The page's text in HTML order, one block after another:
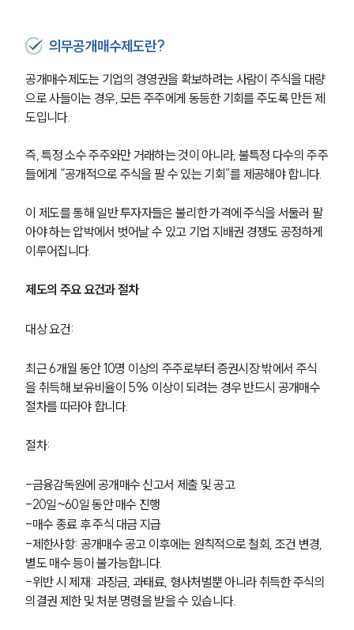
의무공개매수제도란?
공개매수제도는 기업의 경영권을 확보하려는 사람이 주식을 대량
으로 사들이는 경우, 모든 주주에게 동등한 기회를 주도록 만든 제
도입니다.
즉, 특정 소수 주주와만 거래하는 것이 아니라, 불특정 다수의 주주
들에게 “공개적으로 주식을 팔 수 있는 기회”를 제공해야 합니다.
이 제도를 통해 일반 투자자들은 불리한 가격에 주식을 서둘러 팔
아야 하는 압박에서 벗어날 수 있고 기업 지배권 경쟁도 공정하게
이루어집니다.
제도의 주요 요건과 절차
대상 요건:
최근 6개월 동안 10명 이상의 주주로부터 증권시장 밖에서 주식
을 취득해 보유비율이 5% 이상이 되려는 경우 반드시 공개매수
절차를 따라야 합니다.
절차:
-금융감독원에 공개매수 신고서 제출 및 공고
-20일~60일 동안 매수 진행
-매수 종료 후 주식 대금 지급
-제한사항: 공개매수 공고 이후에는 원칙적으로 철회, 조건 변경,
별도 매수 등이 불가능합니다.
-위반 시 제재: 과징금, 과태료, 형사처벌뿐 아니라 취득한 주식의
의결권 제한 및 처분 명령을 받을 수 있습니다.